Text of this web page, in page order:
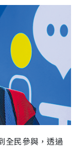
全民參與，透過